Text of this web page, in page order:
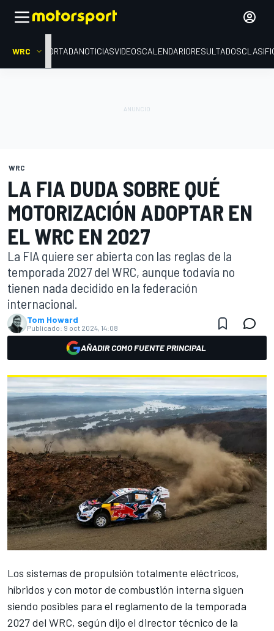
WRC PORTADANOTICIASVIDEOSCALENDARIORESULTADOS
WRC
LA FIA DUDA SOBRE QUÉ
MOTORIZACIÓN ADOPTAR EN
EL WRC EN 2027
La FIA quiere ser abierta con las reglas de la
temporada 2027 del WRC, aunque todavía no
tienen nada decidido en la federación
internacional.
Tom Howard
Publicado: 9 oct 2024, 14:08
AÑADIR COMO FUENTE PRINCIPAL
Los sistemas de propulsión totalmente eléctricos,
híbridos y con motor de combustión interna siguen
siendo posibles para el reglamento de la temporada
2027 del WRC, según dijo el director técnico de la